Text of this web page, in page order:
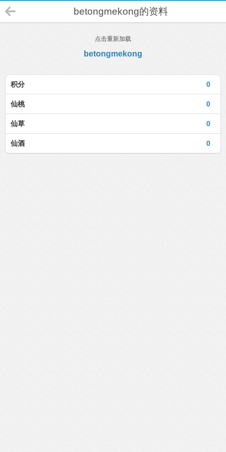
betongmekong的资料
点击重新加载
betongmekong
0
积分
0
仙桃
0
仙草
0
仙酒